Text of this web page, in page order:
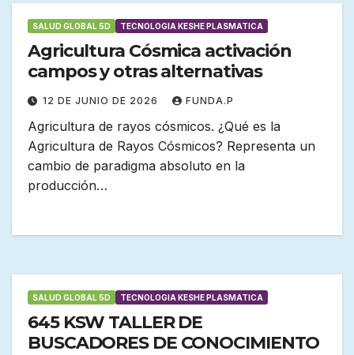
SALUD GLOBAL 5D TECNOLOGIA KESHE PLASMATICA
Agricultura Cósmica activación
campos y otras alternativas
12 DE JUNIO DE 2026 FUNDA.P
Agricultura de rayos cósmicos. ¿Qué es la
Agricultura de Rayos Cósmicos? Representa un
cambio de paradigma absoluto en la
producción…
SALUD GLOBAL 5D TECNOLOGIA KESHE PLASMATICA
645 KSW TALLER DE
BUSCADORES DE CONOCIMIENTO